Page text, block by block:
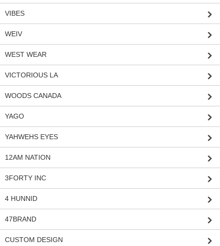
VIBES
WEIV
WEST WEAR
VICTORIOUS LA
WOODS CANADA
YAGO
YAHWEHS EYES
12AM NATION
3FORTY INC
4 HUNNID
47BRAND
CUSTOM DESIGN